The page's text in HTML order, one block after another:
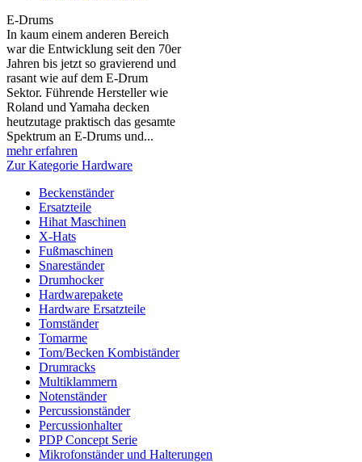
E-Drums
In kaum einem anderen Bereich
war die Entwicklung seit den 70er
Jahren bis jetzt so gravierend und
rasant wie auf dem E-Drum
Sektor. Führende Hersteller wie
Roland und Yamaha decken
heutzutage praktisch das gesamte
Spektrum an E-Drums und...
mehr erfahren
Zur Kategorie Hardware
Beckenständer
Ersatzteile
Hihat Maschinen
X-Hats
Fußmaschinen
Snareständer
Drumhocker
Hardwarepakete
Hardware Ersatzteile
Tomständer
Tomarme
Tom/Becken Kombiständer
Drumracks
Multiklammern
Notenständer
Percussionständer
Percussionhalter
PDP Concept Serie
Mikrofonständer und Halterungen